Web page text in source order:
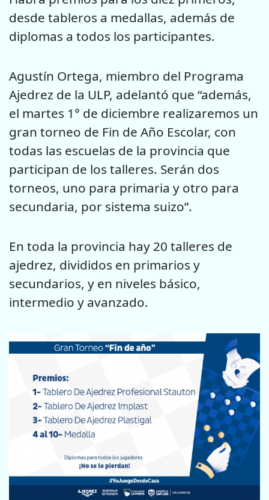
desde tableros a medallas, además de
diplomas a todos los participantes.
Agustín Ortega, miembro del Programa
Ajedrez de la ULP, adelantó que “además,
el martes 1° de diciembre realizaremos un
gran torneo de Fin de Año Escolar, con
todas las escuelas de la provincia que
participan de los talleres. Serán dos
torneos, uno para primaria y otro para
secundaria, por sistema suizo”.
En toda la provincia hay 20 talleres de
ajedrez, divididos en primarios y
secundarios, y en niveles básico,
intermedio y avanzado.